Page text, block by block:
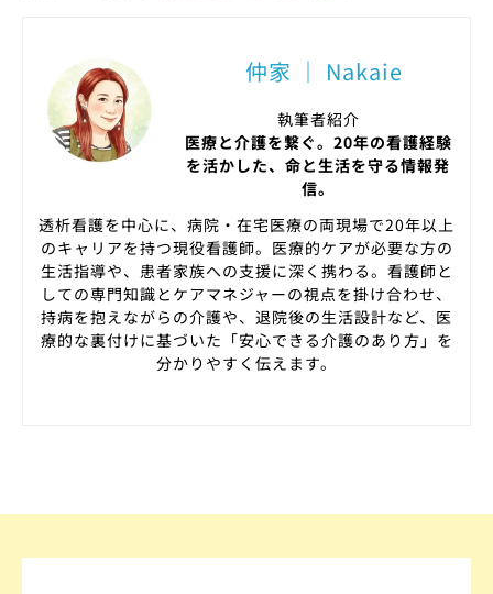
仲家 ｜ Nakaie
執筆者紹介
医療と介護を繋ぐ。20年の看護経験
を活かした、命と生活を守る情報発
信。
透析看護を中心に、病院・在宅医療の両現場で20年以上
のキャリアを持つ現役看護師。医療的ケアが必要な方の
生活指導や、患者家族への支援に深く携わる。看護師と
しての専門知識とケアマネジャーの視点を掛け合わせ、
持病を抱えながらの介護や、退院後の生活設計など、医
療的な裏付けに基づいた「安心できる介護のあり方」を
分かりやすく伝えます。